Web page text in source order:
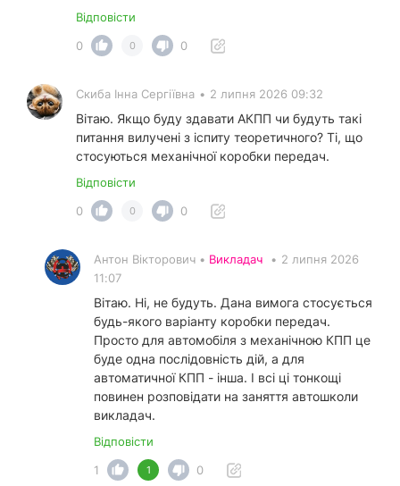
Відповісти
0
0 0
Скиба Інна Сергіївна • 2 липня 2026 09:32
Вітаю. Якщо буду здавати АКПП чи будуть такі
питання вилучені з іспиту теоретичного? Ті, що
стосуються механічної коробки передач.
Відповісти
0
0 0
Антон Вікторович • Викладач • 2 липня 2026
11:07
Вітаю. Ні, не будуть. Дана вимога стосується
будь-якого варіанту коробки передач.
Просто для автомобіля з механічною КПП це
буде одна послідовність дій, а для
автоматичної КПП - інша. І всі ці тонкощі
повинен розповідати на заняття автошколи
викладач.
Відповісти
1
1 0